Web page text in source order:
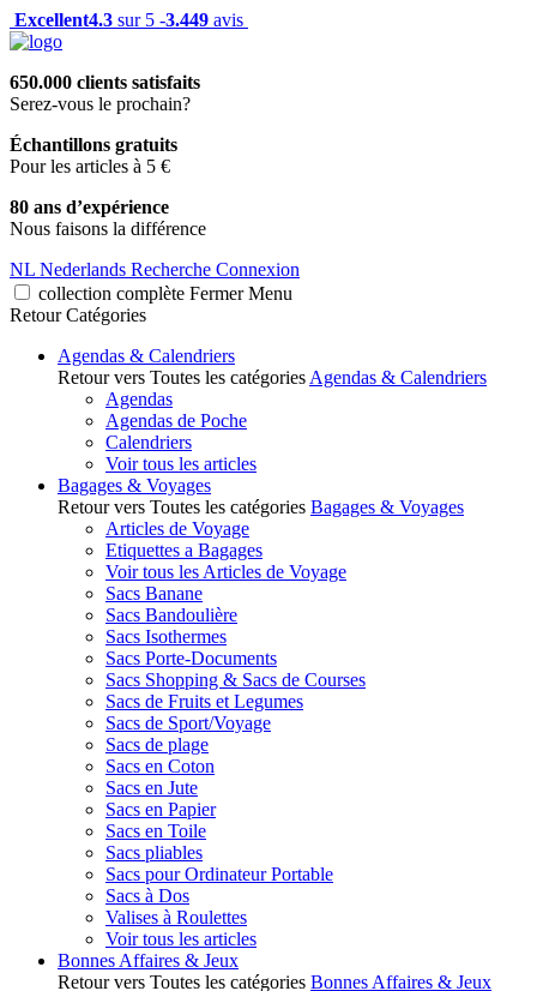
Excellent4.3 sur 5 -3.449 avis
650.000 clients satisfaits
Serez-vous le prochain?
Échantillons gratuits
Pour les articles à 5 €
80 ans d’expérience
Nous faisons la différence
NL Nederlands Recherche Connexion
collection complète Fermer Menu
Retour Catégories
Agendas & Calendriers
Retour vers Toutes les catégories Agendas & Calendriers
Agendas
Agendas de Poche
Calendriers
Voir tous les articles
Bagages & Voyages
Retour vers Toutes les catégories Bagages & Voyages
Articles de Voyage
Etiquettes a Bagages
Voir tous les Articles de Voyage
Sacs Banane
Sacs Bandoulière
Sacs Isothermes
Sacs Porte-Documents
Sacs Shopping & Sacs de Courses
Sacs de Fruits et Legumes
Sacs de Sport/Voyage
Sacs de plage
Sacs en Coton
Sacs en Jute
Sacs en Papier
Sacs en Toile
Sacs pliables
Sacs pour Ordinateur Portable
Sacs à Dos
Valises à Roulettes
Voir tous les articles
Bonnes Affaires & Jeux
Retour vers Toutes les catégories Bonnes Affaires & Jeux